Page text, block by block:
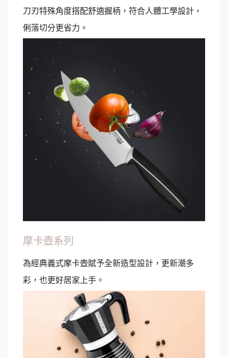
刀刃特殊角度搭配舒適握柄，符合人體工學設計，
俐落切分更省力。
摩卡壺系列
為經典義式摩卡壺賦予全新造型設計，更新潮多
彩，也更好居家上手。